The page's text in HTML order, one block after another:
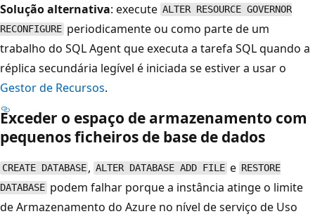
Solução alternativa: execute ALTER RESOURCE GOVERNOR
RECONFIGURE periodicamente ou como parte de um
trabalho do SQL Agent que executa a tarefa SQL quando a
réplica secundária legível é iniciada se estiver a usar o
Gestor de Recursos.
Exceder o espaço de armazenamento com
pequenos ficheiros de base de dados
CREATE DATABASE , ALTER DATABASE ADD FILE e RESTORE
DATABASE podem falhar porque a instância atinge o limite
de Armazenamento do Azure no nível de serviço de Uso